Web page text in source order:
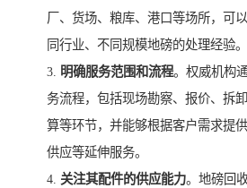
厂、货场、粮库、港口等场所，可
同行业、不同规模地磅的处理经验。
3. 明确服务范围和流程。权威机构
务流程，包括现场勘察、报价、拆
算等环节，并能够根据客户需求提
供应等延伸服务。
4. 关注其配件的供应能力。地磅回